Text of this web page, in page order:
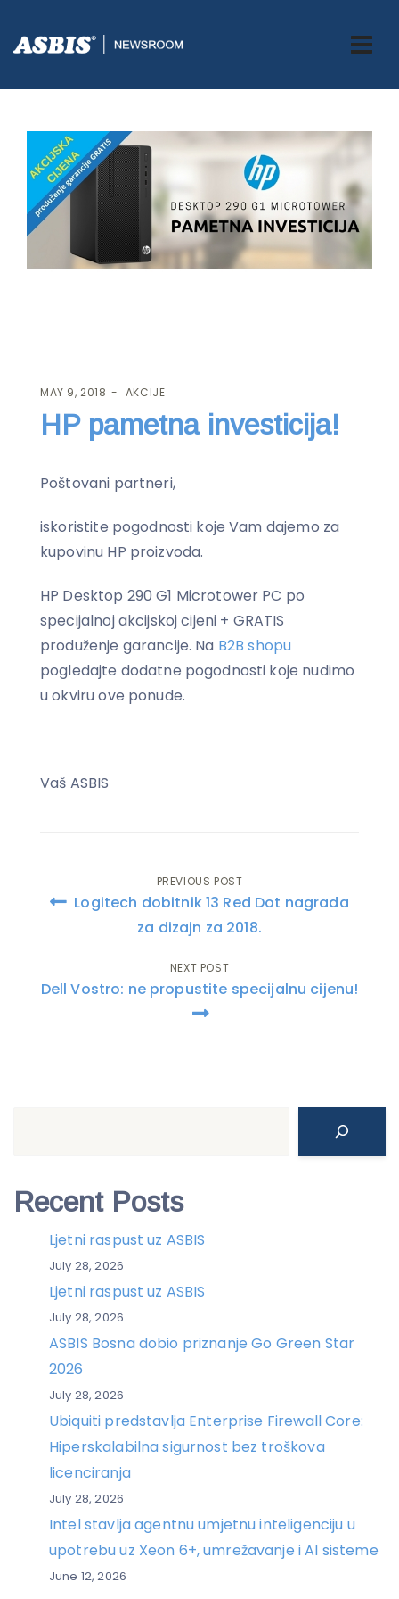
ASBIS.BA>AKCIJE> HP PAMETNA INVESTICIJA!
MAY 9, 2018 AKCIJE
HP pametna investicija!
Poštovani partneri,
iskoristite pogodnosti koje Vam dajemo za
kupovinu HP proizvoda.
HP Desktop 290 G1 Microtower PC po
specijalnoj akcijskoj cijeni + GRATIS
produženje garancije. Na B2B shopu
pogledajte dodatne pogodnosti koje nudimo
u okviru ove ponude.
Vaš ASBIS
Post
navigation
PREVIOUS POST
Logitech dobitnik 13 Red Dot nagrada
za dizajn za 2018.
NEXT POST
Dell Vostro: ne propustite specijalnu cijenu!
Recent Posts
Ljetni raspust uz ASBIS
July 28, 2026
Ljetni raspust uz ASBIS
July 28, 2026
ASBIS Bosna dobio priznanje Go Green Star
2026
July 28, 2026
Ubiquiti predstavlja Enterprise Firewall Core:
Hiperskalabilna sigurnost bez troškova
licenciranja
July 28, 2026
Intel stavlja agentnu umjetnu inteligenciju u
upotrebu uz Xeon 6+, umrežavanje i AI sisteme
June 12, 2026